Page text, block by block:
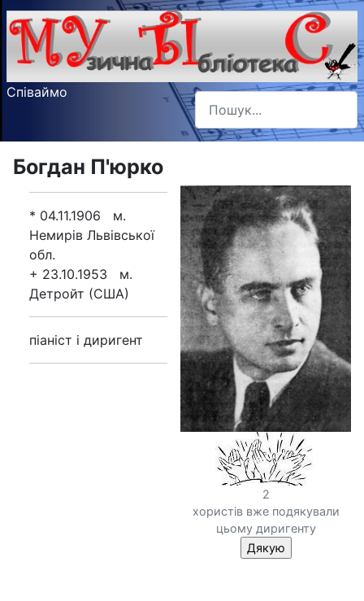
Співаймо Пошук
Type 2 or more characters
Богдан П'юрко
2
хористів вже подякували
цьому диригенту
* 04.11.1906 м.
Немирів Львівської
обл.
+ 23.10.1953 м.
Детройт (США)
піаніст і диригент